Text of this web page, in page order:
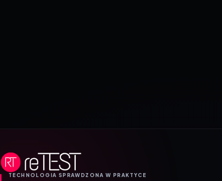
TECHNOLOGIA SPRAWDZONA W PRAKTYCE